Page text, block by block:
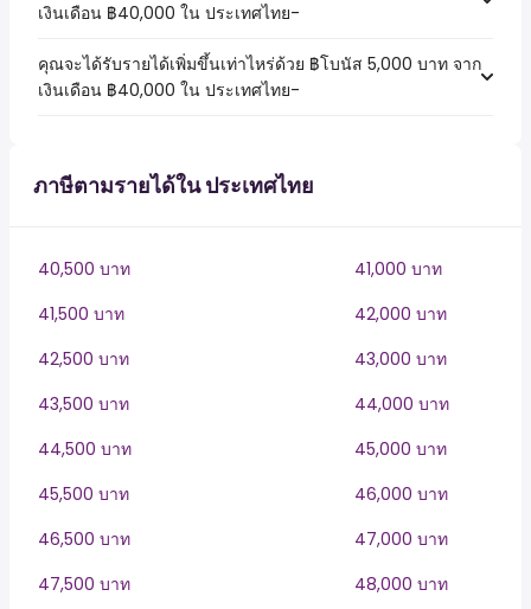
เงินเดือน ฿40,000 ใน ประเทศไทย-
คุณจะได้รับรายได้เพิ่มขึ้นเท่าไหร่ด้วย ฿โบนัส 5,000 บาท จาก
เงินเดือน ฿40,000 ใน ประเทศไทย-
ภาษีตามรายได้ใน ประเทศไทย
40,500 บาท
41,000 บาท
41,500 บาท
42,000 บาท
42,500 บาท
43,000 บาท
43,500 บาท
44,000 บาท
44,500 บาท
45,000 บาท
45,500 บาท
46,000 บาท
46,500 บาท
47,000 บาท
47,500 บาท
48,000 บาท